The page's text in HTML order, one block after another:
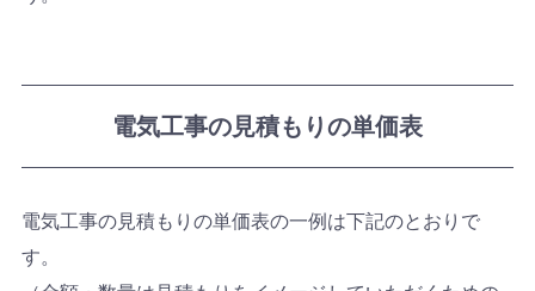
電気工事の見積もりの単価表
電気工事の見積もりの単価表の一例は下記のとおりで
す。